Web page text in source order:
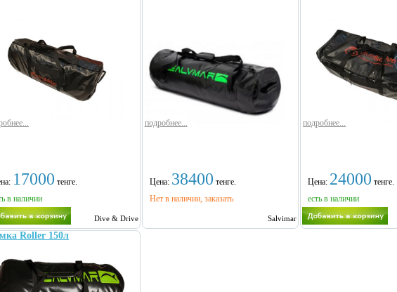
Dive & Drive
17000 тенге.
в наличии
подробнее...
Salvimar
Цена: 38400 тенге.
Нет в наличии, заказать
подробнее...
Цена: 24000 тенге.
есть в наличии
Roller 150л